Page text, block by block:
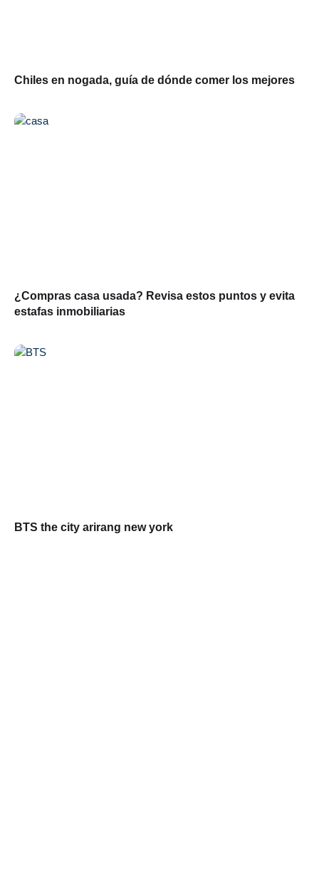
Chiles en nogada, guía de dónde comer los mejores
¿Compras casa usada? Revisa estos puntos y evita
estafas inmobiliarias
BTS the city arirang new york